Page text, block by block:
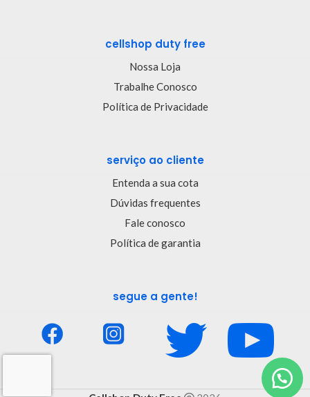
cellshop duty free
Nossa Loja
Trabalhe Conosco
Política de Privacidade
serviço ao cliente
Entenda a sua cota
Dúvidas frequentes
Fale conosco
Política de garantia
segue a gente!